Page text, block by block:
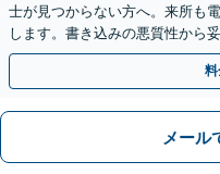
士が見つからない方へ。来所も
します。書き込みの悪質性から
用面のリスクも包み隠さずお伝
料
メール